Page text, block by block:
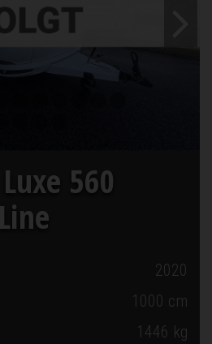
560
2020
1000 cm
1446 kg